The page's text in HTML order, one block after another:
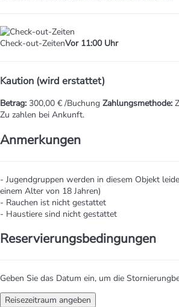
Check-out-ZeitenVor 11:00 Uhr
Kaution (wird erstattet)
Betrag: 300,00 € /Buchung Zahlungsmethode:
Zu zahlen bei Ankunft.
Anmerkungen
- Jugendgruppen werden in diesem Objekt
einem Alter von 18 Jahren)
- Rauchen ist nicht gestattet
- Haustiere sind nicht gestattet
Reservierungsbedingungen
Geben Sie das Datum ein, um die
Reisezeitraum angeben